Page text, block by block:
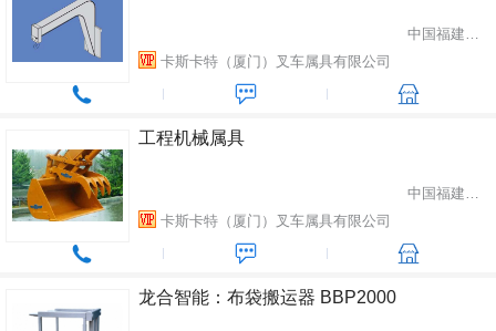
中国福建省厦门市
卡斯卡特（厦门）叉车属具有限公司
工程机械属具
中国福建省厦门市
卡斯卡特（厦门）叉车属具有限公司
龙合智能：布袋搬运器 BBP2000